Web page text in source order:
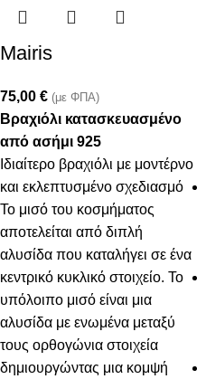
Mairis
75,00 € (με ΦΠΑ)
Βραχιόλι κατασκευασμένο
από ασήμι 925
Ιδιαίτερο βραχιόλι με μοντέρνο
και εκλεπτυσμένο σχεδιασμό
Το μισό του κοσμήματος
αποτελείται από διπλή
αλυσίδα που καταλήγει σε ένα
κεντρικό κυκλικό στοιχείο. Το
υπόλοιπο μισό είναι μια
αλυσίδα με ενωμένα μεταξύ
τους ορθογώνια στοιχεία
δημιουργώντας μια κομψή